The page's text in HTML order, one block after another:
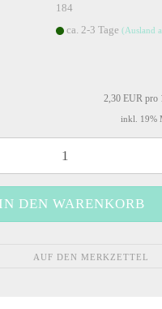
184
ca. 2-3 Tage (Ausland
2,30 EUR pro
inkl. 19%
AUF DEN MERKZETTEL